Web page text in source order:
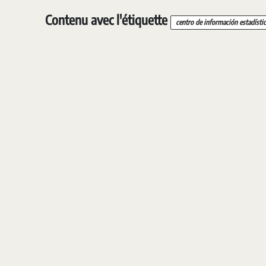
Contenu avec l'étiquette centro de información